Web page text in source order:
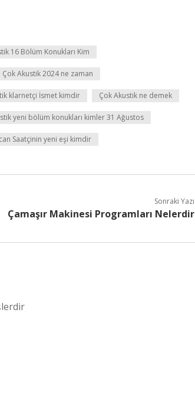
16 Bölüm Konukları Kim
Çok Akustik 2024 ne zaman
klarnetçi İsmet kimdir Çok Akustik ne demek
yeni bölüm konukları kimler 31 Ağustos
Saatçinin yeni eşi kimdir
Sonraki Yazı
Çamaşır Makinesi Programları Nelerdir